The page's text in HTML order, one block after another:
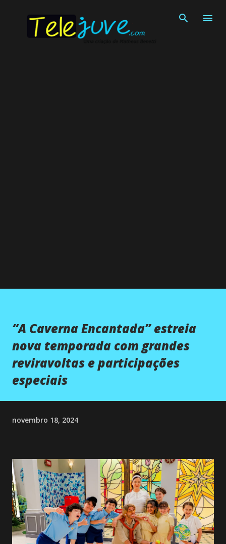
“A Caverna Encantada” estreia
nova temporada com grandes
reviravoltas e participações
especiais
novembro 18, 2024